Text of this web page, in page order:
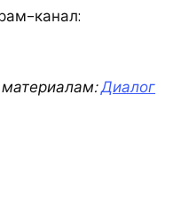
канал:
Диалог